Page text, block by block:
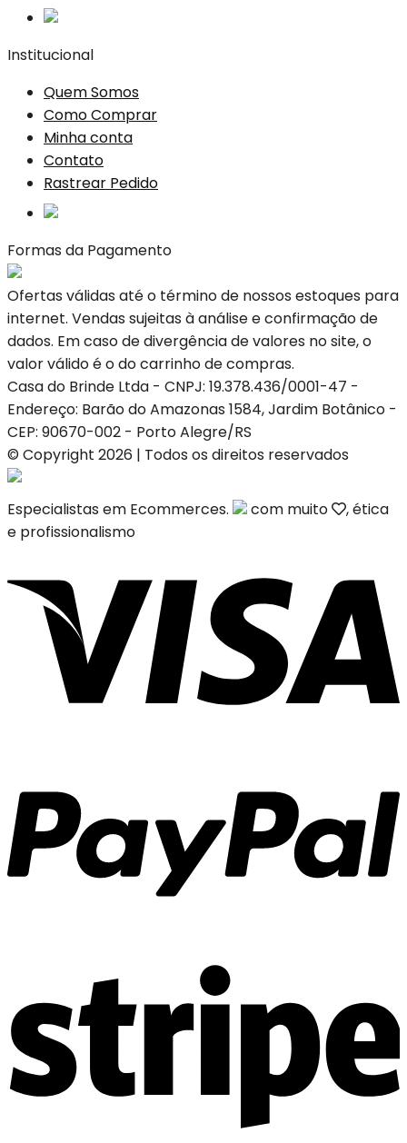
Institucional
Quem Somos
Como Comprar
Minha conta
Contato
Rastrear Pedido
Formas da Pagamento
Ofertas válidas até o término de nossos estoques para
internet. Vendas sujeitas à análise e confirmação de
dados. Em caso de divergência de valores no site, o
valor válido é o do carrinho de compras.
Casa do Brinde Ltda - CNPJ: 19.378.436/0001-47 -
Endereço: Barão do Amazonas 1584, Jardim Botânico -
CEP: 90670-002 - Porto Alegre/RS
© Copyright 2026 | Todos os direitos reservados
Especialistas em Ecommerces. com muito
, ética
e profissionalismo